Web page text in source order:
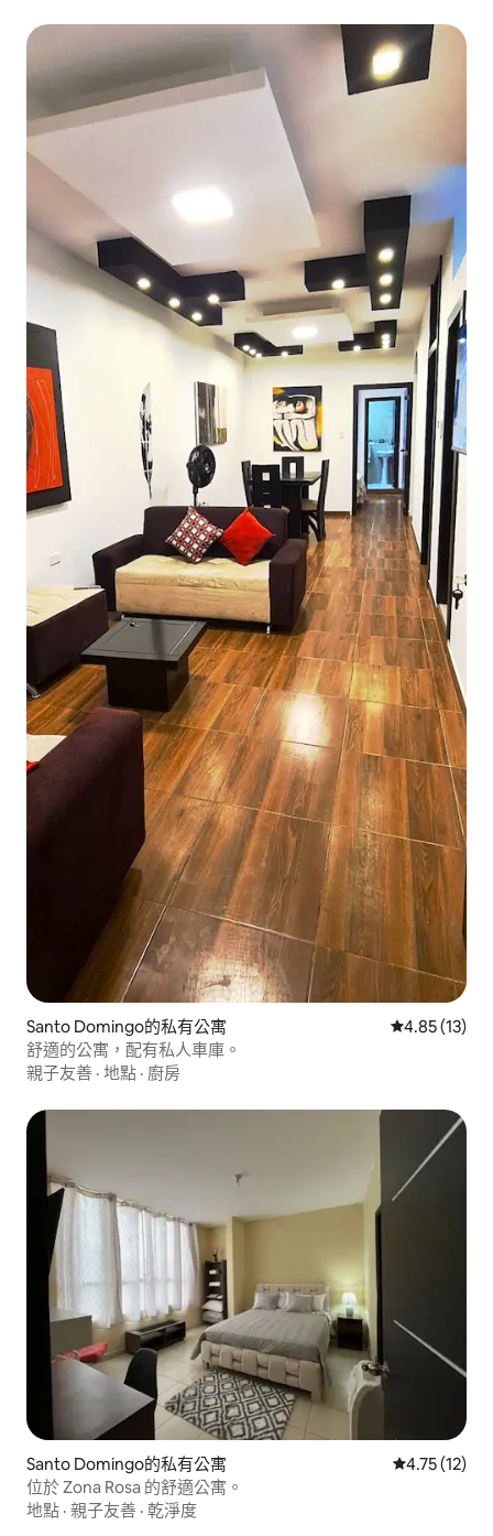
Santo Domingo的私有公寓 從 13 則評價
4.85 (13)
舒適的公寓，配有私人車庫。
親子友善 · 地點 · 廚房
Santo Domingo的私有公寓 從 12 則評價
4.75 (12)
位於 Zona Rosa 的舒適公寓。
地點 · 親子友善 · 乾淨度